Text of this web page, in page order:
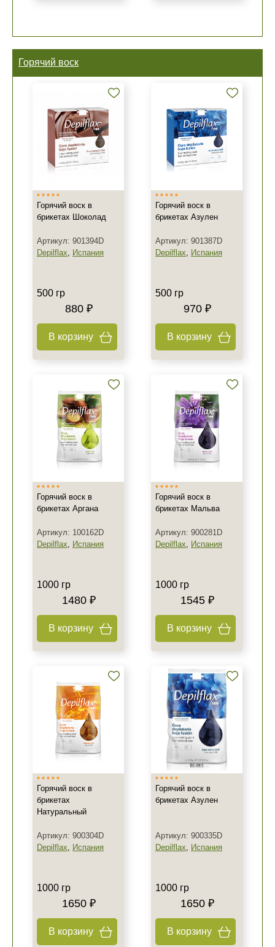
Горячий воск
Горячий воск в
брикетах Шоколад
Артикул: 901394D
Depilflax, Испания
500 гр
880 ₽
В корзину
Горячий воск в
брикетах Азулен
Артикул: 901387D
Depilflax, Испания
500 гр
970 ₽
В корзину
Горячий воск в
брикетах Аргана
Артикул: 100162D
Depilflax, Испания
1000 гр
1480 ₽
В корзину
Горячий воск в
брикетах Мальва
Артикул: 900281D
Depilflax, Испания
1000 гр
1545 ₽
В корзину
Горячий воск в
брикетах
Натуральный
Артикул: 900304D
Depilflax, Испания
1000 гр
1650 ₽
В корзину
Горячий воск в
брикетах Азулен
Артикул: 900335D
Depilflax, Испания
1000 гр
1650 ₽
В корзину
+7 (495) 640-58-89
+7 (929) 933-09-89